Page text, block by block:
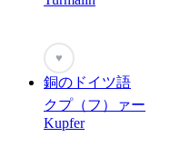
♥
銅のドイツ語
クプ（フ）ァー
Kupfer